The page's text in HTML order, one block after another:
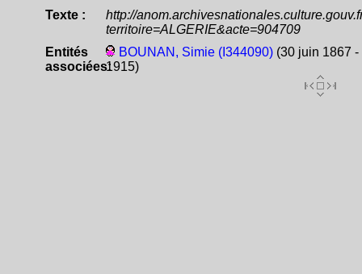
Texte :
http://
territoire=ALGERIE&acte=904709
Entités
associées:
BOUNAN, Simie (I344090)(30 juin 1867 -
1915)